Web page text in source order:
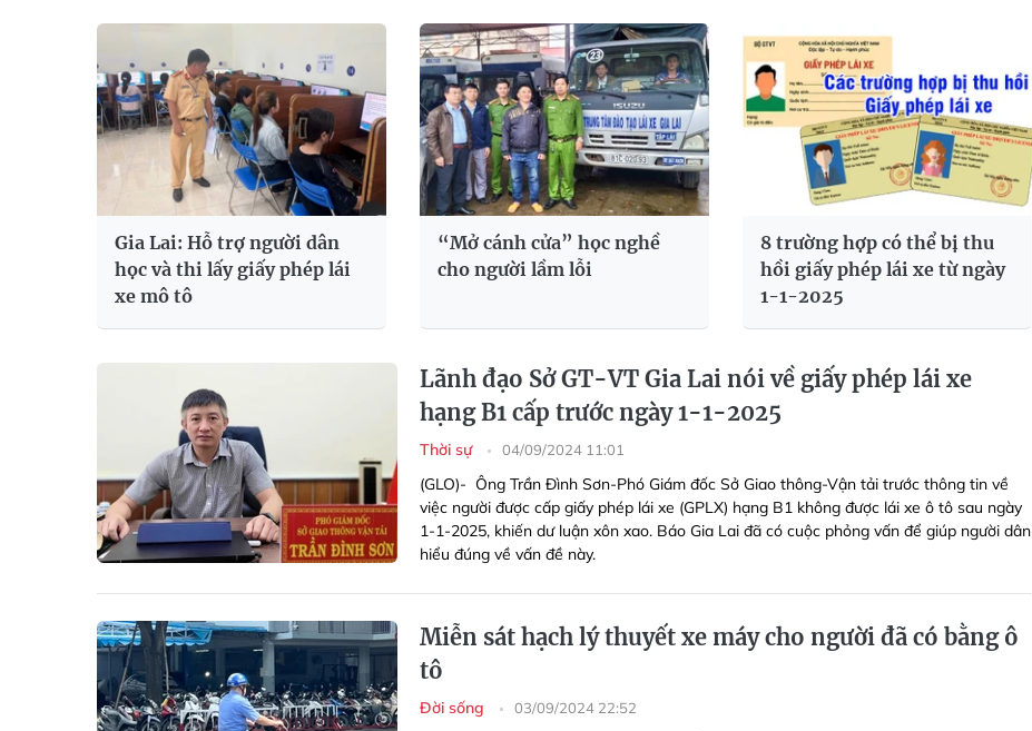
Gia Lai: Hỗ trợ người dân
học và thi lấy giấy phép lái
xe mô tô
“Mở cánh cửa” học nghề
cho người lầm lỗi
8 trường hợp có thể bị thu
hồi giấy phép lái xe từ ngày
1-1-2025
Lãnh đạo Sở GT-VT Gia Lai nói về giấy phép lái xe
hạng B1 cấp trước ngày 1-1-2025
Thời sự 04/09/2024 11:01
(GLO)- Ông Trần Đình Sơn-Phó Giám đốc Sở Giao thông-Vận tải trước thông tin về
việc người được cấp giấy phép lái xe (GPLX) hạng B1 không được lái xe ô tô sau ngày
1-1-2025, khiến dư luận xôn xao. Báo Gia Lai đã có cuộc phỏng vấn để giúp người dân
hiểu đúng về vấn đề này.
Miễn sát hạch lý thuyết xe máy cho người đã có bằng ô
tô
Đời sống 03/09/2024 22:52